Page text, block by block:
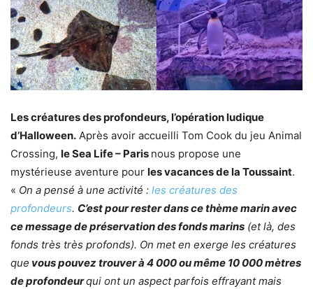
Les créatures des profondeurs, l’opération ludique
d’Halloween. Après avoir accueilli Tom Cook du jeu Animal
Crossing, le Sea Life – Paris nous propose une
mystérieuse aventure pour les vacances de la Toussaint.
« On a pensé à une activité : les créatures des
profondeurs. C’est pour rester dans ce thème marin avec
ce message de préservation des fonds marins (et là, des
fonds très très profonds). On met en exerge les créatures
que vous pouvez trouver à 4 000 ou même 10 000 mètres
de profondeurqui ont un aspect parfois effrayant mais